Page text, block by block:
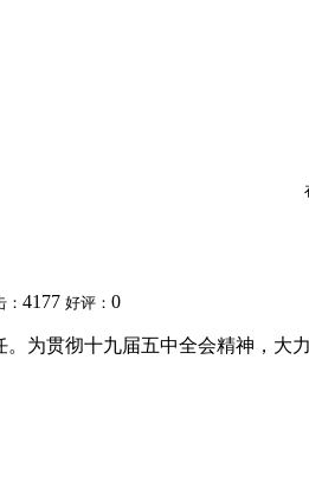
： 4177 好评： 0
为贯彻十九届五中全会精神，